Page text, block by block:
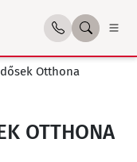
Otthona
OTTHONA